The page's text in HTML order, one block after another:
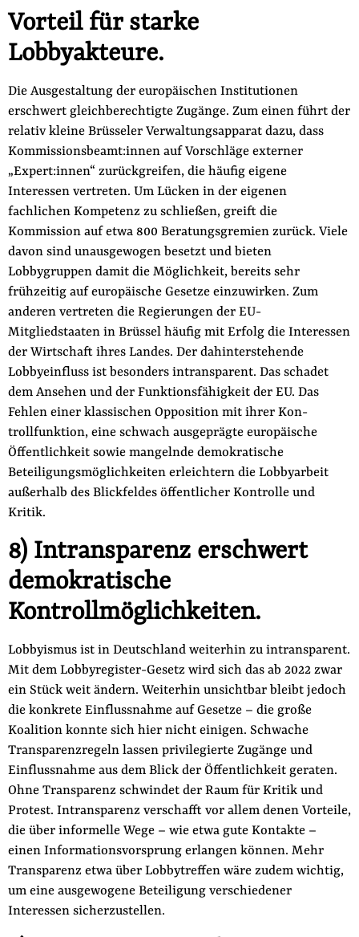
Vorteil für starke
Lobbyakteure.
Die Ausgestaltung der europäischen Institutionen
erschwert gleichberechtigte Zugänge. Zum einen führt der
relativ kleine Brüsseler Verwaltungsapparat dazu, dass
Kommissionsbeamt:in­nen auf Vorschläge externer
„Expert:innen“ zurückgreifen, die häufig eigene
Interessen vertreten. Um Lücken in der eigenen
fachlichen Kompetenz zu schließen, greift die
Kommission auf etwa 800 Beratungsgremien zurück. Viele
davon sind unausge­wogen besetzt und bieten
Lobbygruppen damit die Möglichkeit, bereits sehr
frühzeitig auf europäische Gesetze einzuwirken. Zum
anderen vertreten die Regierungen der EU-
Mitgliedstaaten in Brüssel häufig mit Erfolg die Interessen
der Wirtschaft ihres Lan­des. Der dahinterstehende
Lobbyeinfluss ist besonders intrans­parent. Das schadet
dem Ansehen und der Funktionsfähigkeit der EU. Das
Fehlen einer klassischen Opposition mit ihrer Kon­
trollfunktion, eine schwach ausgeprägte europäische
Öffentlich­keit sowie mangelnde demokratische
Beteiligungsmöglichkeiten erleichtern die Lobbyarbeit
außerhalb des Blickfeldes öffentlicher Kontrolle und
Kritik.
8) Intransparenz erschwert
demokratische
Kontrollmöglichkeiten.
Lobbyismus ist in Deutschland weiterhin zu intransparent.
Mit dem Lobbyregister-Gesetz wird sich das ab 2022 zwar
ein Stück weit ändern. Weiterhin unsichtbar bleibt jedoch
die konkrete Ein­flussnahme auf Gesetze – die große
Koalition konnte sich hier nicht einigen. Schwache
Transparenzregeln lassen privilegierte Zugänge und
Einflussnahme aus dem Blick der Öffentlichkeit geraten.
Ohne Transparenz schwindet der Raum für Kritik und
Protest. Intransparenz verschafft vor allem denen Vorteile,
die über informelle Wege – wie etwa gute Kontakte –
einen Infor­mationsvorsprung erlangen können. Mehr
Transparenz etwa über Lobbytreffen wäre zudem wichtig,
um eine ausgewogene Beteili­gung verschiedener
Interessen sicherzustellen.